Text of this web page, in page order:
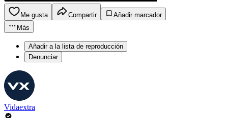
Me gusta Compartir
Añadir marcador
Más
Añadir a la lista de reproducción
Denunciar
Vidaextra